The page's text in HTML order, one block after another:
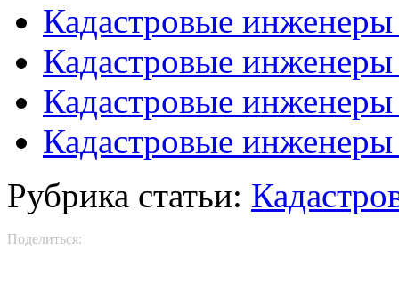
Кадастровые
Кадастровые инженеры
Кадастровые инженеры
Кадастровые
Рубрика статьи:
Поделиться: